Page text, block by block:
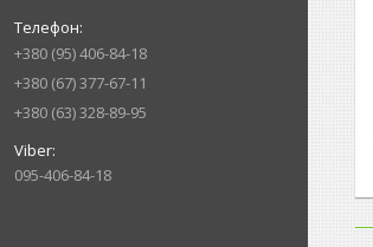
+380 (95) 406-84-18
+380 (67) 377-67-11
+380 (63) 328-89-95
095-406-84-18